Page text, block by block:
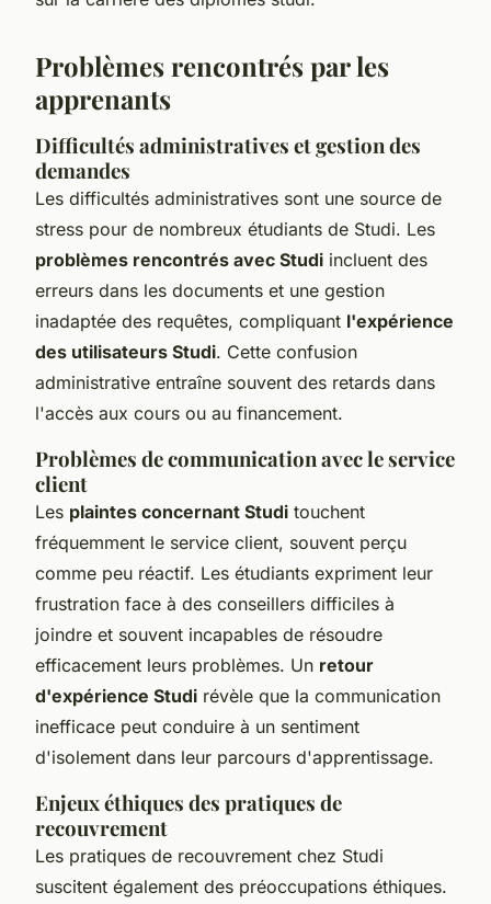
Problèmes rencontrés par les
apprenants
Difficultés administratives et gestion des
demandes
Les difficultés administratives sont une source de
stress pour de nombreux étudiants de Studi. Les
problèmes rencontrés avec Studi incluent des
erreurs dans les documents et une gestion
inadaptée des requêtes, compliquant l'expérience
des utilisateurs Studi. Cette confusion
administrative entraîne souvent des retards dans
l'accès aux cours ou au financement.
Problèmes de communication avec le service
client
Les plaintes concernant Studi touchent
fréquemment le service client, souvent perçu
comme peu réactif. Les étudiants expriment leur
frustration face à des conseillers difficiles à
joindre et souvent incapables de résoudre
efficacement leurs problèmes. Un retour
d'expérience Studi révèle que la communication
inefficace peut conduire à un sentiment
d'isolement dans leur parcours d'apprentissage.
Enjeux éthiques des pratiques de
recouvrement
Les pratiques de recouvrement chez Studi
suscitent également des préoccupations éthiques.